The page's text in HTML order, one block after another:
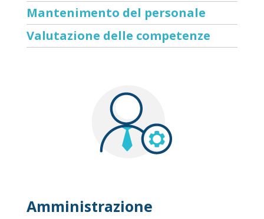
Mantenimento del personale
Valutazione delle competenze
Amministrazione